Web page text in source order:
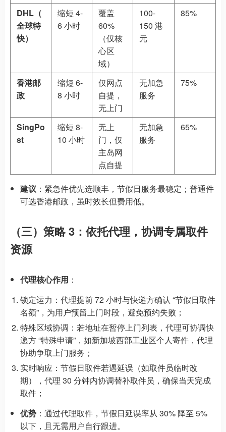
DHL（
全球特
快）
缩短 4-
6 小时
覆盖
60%
（仅核
心区
域）
100-
150 港
元
85%
香港邮
政
缩短 6-
8 小时
仅网点
自提，
无上门
无加急
服务
75%
SingPo
st
缩短 8-
10 小时
无上
门，仅
主岛网
点自提
无加急
服务
65%
建议 ：紧急件优先选顺丰，节假日服务最稳定；普通件
可选香港邮政，虽时效长但费用低。
（三）策略 3：依托代理，协调专属取件
资源
代理核心作用 ：
锁定运力：代理提前 72 小时与快递方确认 “节假日取件
名额”，为用户预留上门时段，避免预约失败；
特殊区域协调：若地址在暂停上门列表，代理可协调快
递方 “特殊申请”，如新加坡西部工业区个人寄件，代理
协助争取上门服务；
实时响应：节假日取件若遇延误（如取件员临时改
期），代理 30 分钟内协调替补取件员，确保当天完成
取件；
优势 ：通过代理取件，节假日延误率从 30% 降至 5%
以下，且无需用户自行跟进。